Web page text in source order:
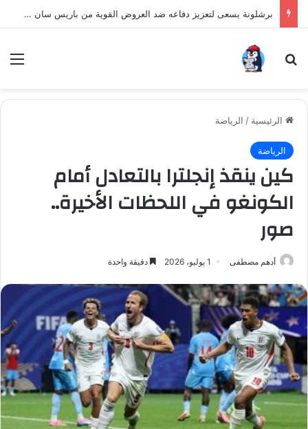
برشلونة يسعى لتعزيز دفاعه ضد العروض القوية من باريس سان جيرمان لنجم الأرجنتين
بحث عن
الرئيسية / الرياضة
الرياضة
كين ينقذ إنجلترا بالتعادل أمام
الكونغو في اللحظات الأخيرة..
صور
أدهم مصطفى 1 يوليو، 2026 دقيقة واحدة